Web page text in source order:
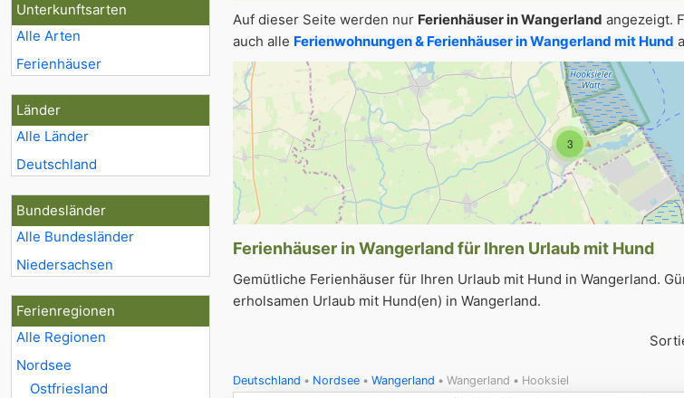
Unterkunftsarten
Alle Arten
Ferienhäuser
Länder
Alle Länder
Deutschland
Bundesländer
Alle Bundesländer
Niedersachsen
Ferienregionen
Alle Regionen
Nordsee
Ostfriesland
Auf dieser Seite werden nur Ferienhäuser in Wangerland angezeigt.
auch alle Ferienwohnungen & Ferienhäuser in Wangerland mit Hund
3
Ferienhäuser in Wangerland für Ihren Urlaub mit Hund
Gemütliche Ferienhäuser für Ihren Urlaub mit Hund in Wangerland.
erholsamen Urlaub mit Hund(en) in Wangerland.
Deutschland Nordsee Wangerland Wangerland Hooksiel